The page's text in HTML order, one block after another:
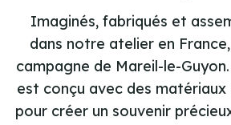
Imaginés, fabriqués et
dans notre atelier en
campagne de Mareil-le-
est conçu avec des matériaux
pour créer un souvenir